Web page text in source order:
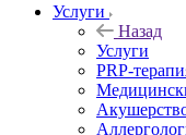
Услуги
Назад
Услуги
PRP-